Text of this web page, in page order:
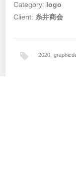
Category: logo
Client: 糸井商会
2020